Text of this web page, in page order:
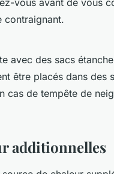
contraignant.
avec des sacs
être placés dans des
cas de tempête de
additionnelles